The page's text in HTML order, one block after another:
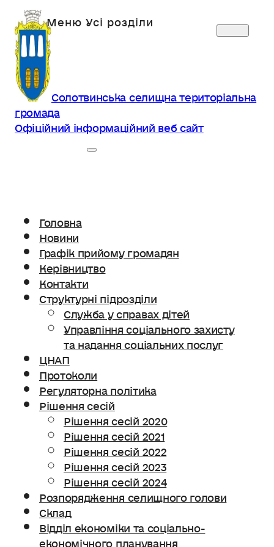
Солотвинська селищна територіальна
громада
Офіційний інформаційний веб сайт
Головна
Новини
Графік прийому громадян
Керівництво
Контакти
Структурні підрозділи
Служба у справах дітей
Управління соціального захисту
та надання соціальних послуг
ЦНАП
Протоколи
Регуляторна політика
Рішення сесій
Рішення сесій 2020
Рішення сесій 2021
Рішення сесій 2022
Рішення сесій 2023
Рішення сесій 2024
Розпорядження селищного голови
Склад
Відділ економіки та соціально-
економічного планування